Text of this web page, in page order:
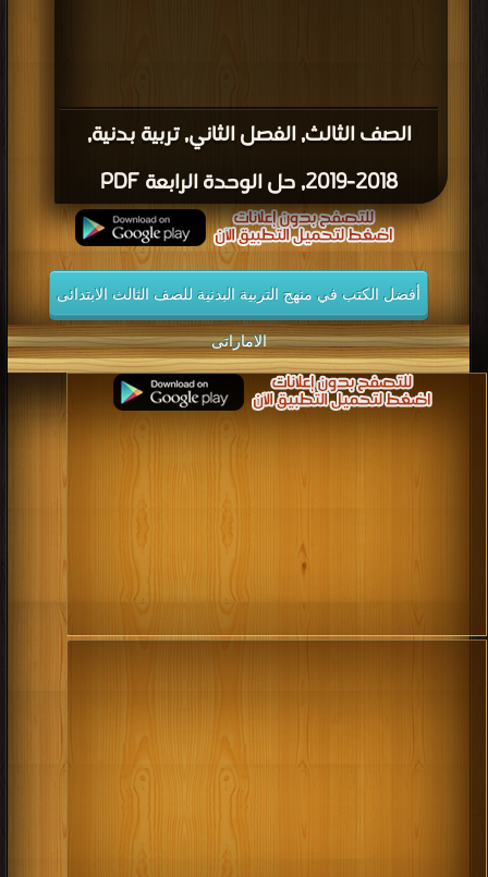
الصف الثالث, الفصل الثاني, تربية بدنية,
2018-2019, حل الوحدة الرابعة PDF
أفضل الكتب في منهج التربية البدنية للصف الثالث الابتدائى
الاماراتى